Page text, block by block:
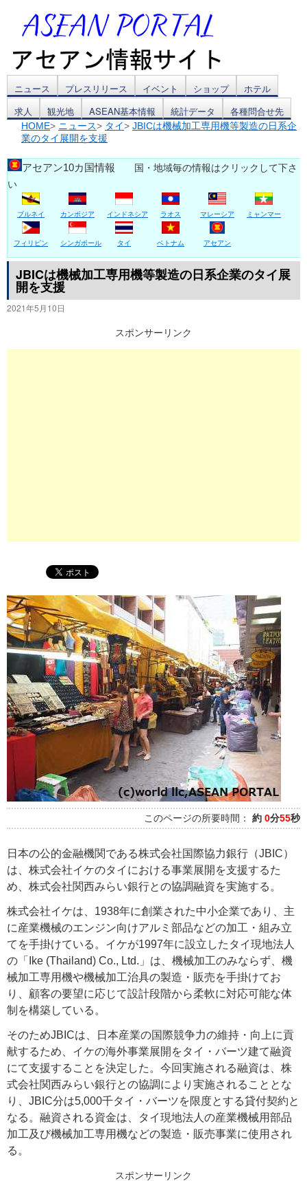
コ
ン
テ
ン
ツ
へ
ス
キ
ッ
ニュース プレスリリース イベント ショップ
ホテル
求人
観光地 ASEAN基本情報 統計データ 各種問合せ先
HOME> ニュース> タイ> JBICは機械加工専用機等製造の日系企
業のタイ展開を支援
アセアン10カ国情報 国・地域毎の情報はクリックして下さ
い
ブルネイ カンボジア インドネシア ラオス マレーシア ミャンマー
フィリピン シンガポール タイ ベトナム アセアン
JBICは機械加工専用機等製造の日系企業のタイ展
開を支援
2021年5月10日
スポンサーリンク
このページの所要時間： 約 0分55秒
日本の公的金融機関である株式会社国際協力銀行（JBIC）
は、株式会社イケのタイにおける事業展開を支援するた
め、株式会社関西みらい銀行との協調融資を実施する。
株式会社イケは、1938年に創業された中小企業であり、主
に産業機械のエンジン向けアルミ部品などの加工・組み立
てを手掛けている。イケが1997年に設立したタイ現地法人
の「Ike (Thailand) Co., Ltd.」は、機械加工のみならず、機
械加工専用機や機械加工治具の製造・販売を手掛けてお
り、顧客の要望に応じて設計段階から柔軟に対応可能な体
制を構築している。
そのためJBICは、日本産業の国際競争力の維持・向上に貢
献するため、イケの海外事業展開をタイ・バーツ建て融資
にて支援することを決定した。今回実施される融資は、株
式会社関西みらい銀行との協調により実施されることとな
り、JBIC分は5,000千タイ・バーツを限度とする貸付契約と
なる。融資される資金は、タイ現地法人の産業機械用部品
加工及び機械加工専用機などの製造・販売事業に使用され
る。
スポンサーリンク